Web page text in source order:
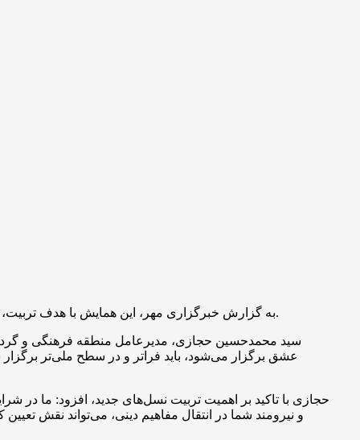
به گزارش خبرگزاری مهر، این همایش با هدفجایگاه والای ستایشگری در فرهنگ عاشورایی برگزار گردید.
سید محمدحسین حجازی، مدیرعامل منطقه فرهنگی و
عشق برگزار می‌شود، باید فراتر و در سطح ملی‌تر
حجازی با تاکید بر اهمیت تربیت نسل‌های جدید، افزود: ما در
و نیرومند شما در انتقال مفاهیم دینی، می‌تواند نقش